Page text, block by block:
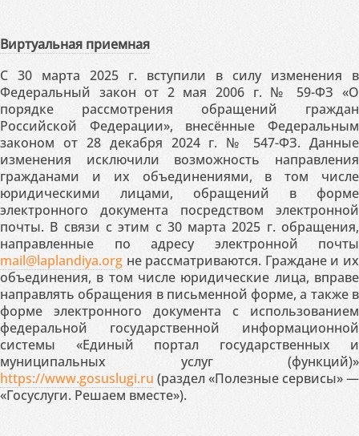
Виртуальная приемная
С 30 марта 2025 г. вступили в силу изменения в
Федеральный закон от 2 мая 2006 г. № 59-ФЗ «О
порядке рассмотрения обращений граждан
Российской Федерации», внесённые Федеральным
законом от 28 декабря 2024 г. № 547-ФЗ. Данные
изменения исключили возможность направления
гражданами и их объединениями, в том числе
юридическими лицами, обращений в форме
электронного документа посредством электронной
почты. В связи с этим с 30 марта 2025 г. обращения,
направленные по адресу электронной почты
mail@laplandiya.org не рассматриваются. Граждане и их
объединения, в том числе юридические лица, вправе
направлять обращения в письменной форме, а также в
форме электронного документа с использованием
федеральной государственной информационной
системы «Единый портал государственных и
муниципальных услуг (функций)»
https://www.gosuslugi.ru (раздел «Полезные сервисы» —
«Госуслуги. Решаем вместе»).